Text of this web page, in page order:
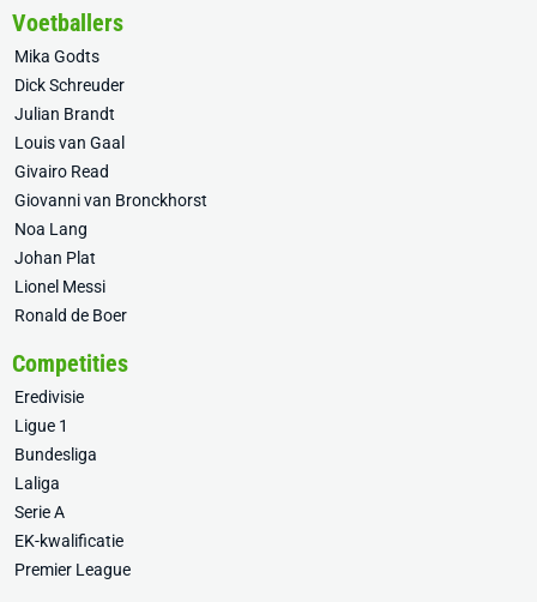
Voetballers
Mika Godts
Dick Schreuder
Julian Brandt
Louis van Gaal
Givairo Read
Giovanni van Bronckhorst
Noa Lang
Johan Plat
Lionel Messi
Ronald de Boer
Competities
Eredivisie
Ligue 1
Bundesliga
Laliga
Serie A
EK-kwalificatie
Premier League